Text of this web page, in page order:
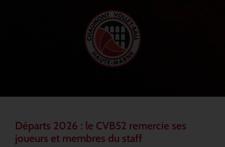
Départs 2026 : le CVB52 remercie ses
joueurs et membres du staff